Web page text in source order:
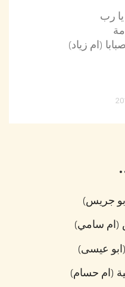
رب
(ام زياد)
جريس)
(ام سامي)
عيسى)
(ام حسام)